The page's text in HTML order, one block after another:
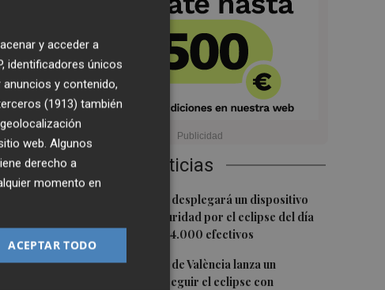
Últimas Noticias
La Guardia Civil desplegará un dispositivo
especial de seguridad por el eclipse del día
12, con más de 24.000 efectivos
2El Ayuntamiento de València lanza un
decálogo para seguir el eclipse con
de
y acceder a
identificadores únicos
y contenido,
(1913) también
web. Algunos
derecho a
momento en
ACEPTAR TODO